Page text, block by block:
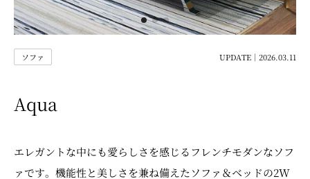
ソファ UPDATE｜2026.03.11
Aqua
エレガントな中にも愛らしさを感じるフレンチモダンなソフ
ァです。機能性と美しさを兼ね備えたソファ＆ベッドの2W